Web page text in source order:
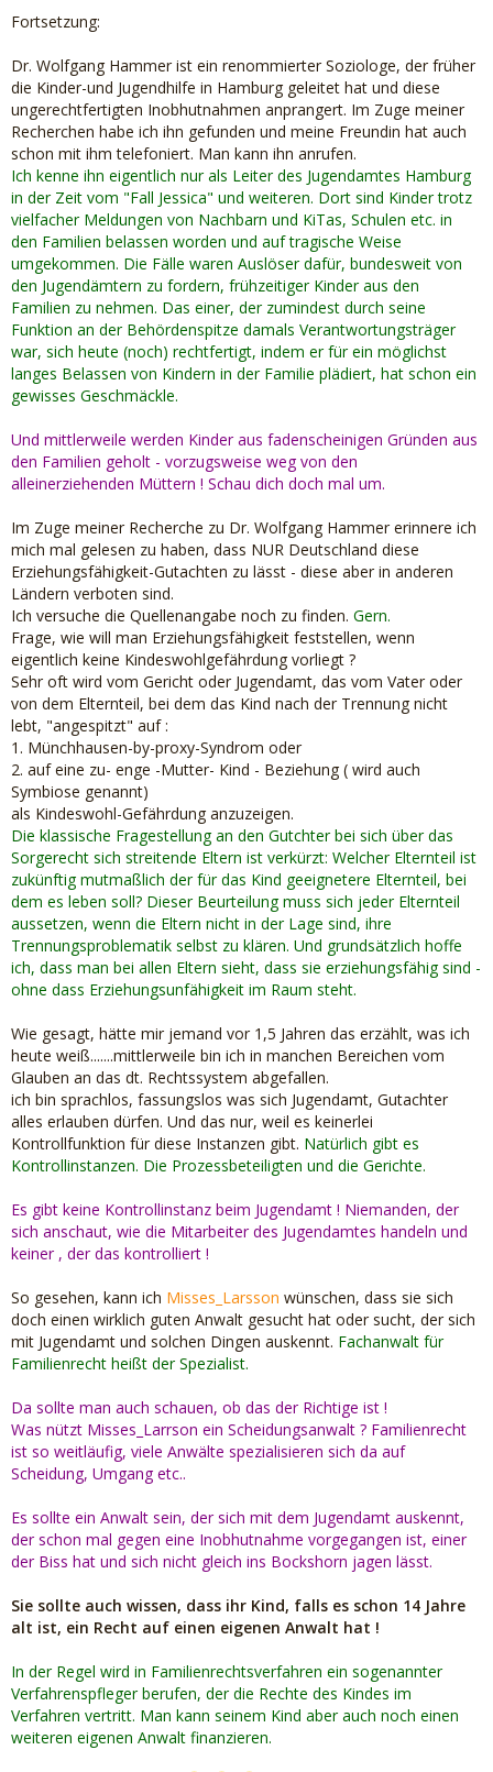
Fortsetzung:
Dr. Wolfgang Hammer ist ein renommierter Soziologe, der früher
die Kinder-und Jugendhilfe in Hamburg geleitet hat und diese
ungerechtfertigten Inobhutnahmen anprangert. Im Zuge meiner
Recherchen habe ich ihn gefunden und meine Freundin hat auch
schon mit ihm telefoniert. Man kann ihn anrufen.
Ich kenne ihn eigentlich nur als Leiter des Jugendamtes Hamburg
in der Zeit vom "Fall Jessica" und weiteren. Dort sind Kinder trotz
vielfacher Meldungen von Nachbarn und KiTas, Schulen etc. in
den Familien belassen worden und auf tragische Weise
umgekommen. Die Fälle waren Auslöser dafür, bundesweit von
den Jugendämtern zu fordern, frühzeitiger Kinder aus den
Familien zu nehmen. Das einer, der zumindest durch seine
Funktion an der Behördenspitze damals Verantwortungsträger
war, sich heute (noch) rechtfertigt, indem er für ein möglichst
langes Belassen von Kindern in der Familie plädiert, hat schon ein
gewisses Geschmäckle.
Und mittlerweile werden Kinder aus fadenscheinigen Gründen aus
den Familien geholt - vorzugsweise weg von den
alleinerziehenden Müttern ! Schau dich doch mal um.
Im Zuge meiner Recherche zu Dr. Wolfgang Hammer erinnere ich
mich mal gelesen zu haben, dass NUR Deutschland diese
Erziehungsfähigkeit-Gutachten zu lässt - diese aber in anderen
Ländern verboten sind.
Ich versuche die Quellenangabe noch zu finden. Gern.
Frage, wie will man Erziehungsfähigkeit feststellen, wenn
eigentlich keine Kindeswohlgefährdung vorliegt ?
Sehr oft wird vom Gericht oder Jugendamt, das vom Vater oder
von dem Elternteil, bei dem das Kind nach der Trennung nicht
lebt, "angespitzt" auf :
1. Münchhausen-by-proxy-Syndrom oder
2. auf eine zu- enge -Mutter- Kind - Beziehung ( wird auch
Symbiose genannt)
als Kindeswohl-Gefährdung anzuzeigen.
Die klassische Fragestellung an den Gutchter bei sich über das
Sorgerecht sich streitende Eltern ist verkürzt: Welcher Elternteil ist
zukünftig mutmaßlich der für das Kind geeignetere Elternteil, bei
dem es leben soll? Dieser Beurteilung muss sich jeder Elternteil
aussetzen, wenn die Eltern nicht in der Lage sind, ihre
Trennungsproblematik selbst zu klären. Und grundsätzlich hoffe
ich, dass man bei allen Eltern sieht, dass sie erziehungsfähig sind -
ohne dass Erziehungsunfähigkeit im Raum steht.
Wie gesagt, hätte mir jemand vor 1,5 Jahren das erzählt, was ich
heute weiß.......mittlerweile bin ich in manchen Bereichen vom
Glauben an das dt. Rechtssystem abgefallen.
ich bin sprachlos, fassungslos was sich Jugendamt, Gutachter
alles erlauben dürfen. Und das nur, weil es keinerlei
Kontrollfunktion für diese Instanzen gibt. Natürlich gibt es
Kontrollinstanzen. Die Prozessbeteiligten und die Gerichte.
Es gibt keine Kontrollinstanz beim Jugendamt ! Niemanden, der
sich anschaut, wie die Mitarbeiter des Jugendamtes handeln und
keiner , der das kontrolliert !
So gesehen, kann ich Misses_Larsson wünschen, dass sie sich
doch einen wirklich guten Anwalt gesucht hat oder sucht, der sich
mit Jugendamt und solchen Dingen auskennt. Fachanwalt für
Familienrecht heißt der Spezialist.
Da sollte man auch schauen, ob das der Richtige ist !
Was nützt Misses_Larrson ein Scheidungsanwalt ? Familienrecht
ist so weitläufig, viele Anwälte spezialisieren sich da auf
Scheidung, Umgang etc..
Es sollte ein Anwalt sein, der sich mit dem Jugendamt auskennt,
der schon mal gegen eine Inobhutnahme vorgegangen ist, einer
der Biss hat und sich nicht gleich ins Bockshorn jagen lässt.
Sie sollte auch wissen, dass ihr Kind, falls es schon 14 Jahre
alt ist, ein Recht auf einen eigenen Anwalt hat !
In der Regel wird in Familienrechtsverfahren ein sogenannter
Verfahrenspfleger berufen, der die Rechte des Kindes im
Verfahren vertritt. Man kann seinem Kind aber auch noch einen
weiteren eigenen Anwalt finanzieren.